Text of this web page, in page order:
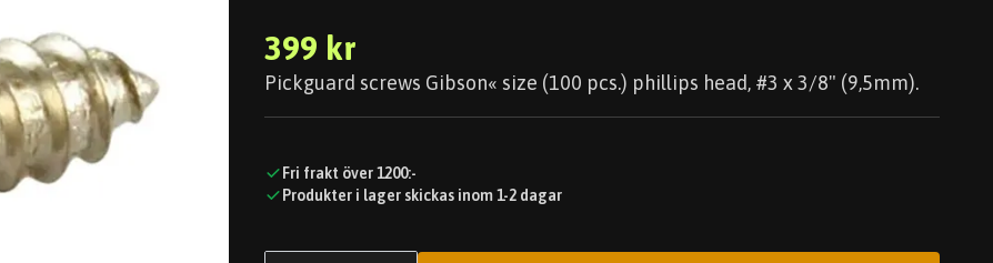
399 kr
Pickguard screws Gibson« size (100 pcs.) phillips head, #3 x 3/8" (9,5mm).
Fri frakt över 1200:-
Produkter i lager skickas inom 1-2 dagar